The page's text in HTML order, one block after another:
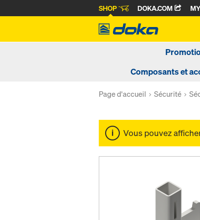
SHOP DOKA.COM
Composants et
Page d'accueil Sécurité
Vous pouvez